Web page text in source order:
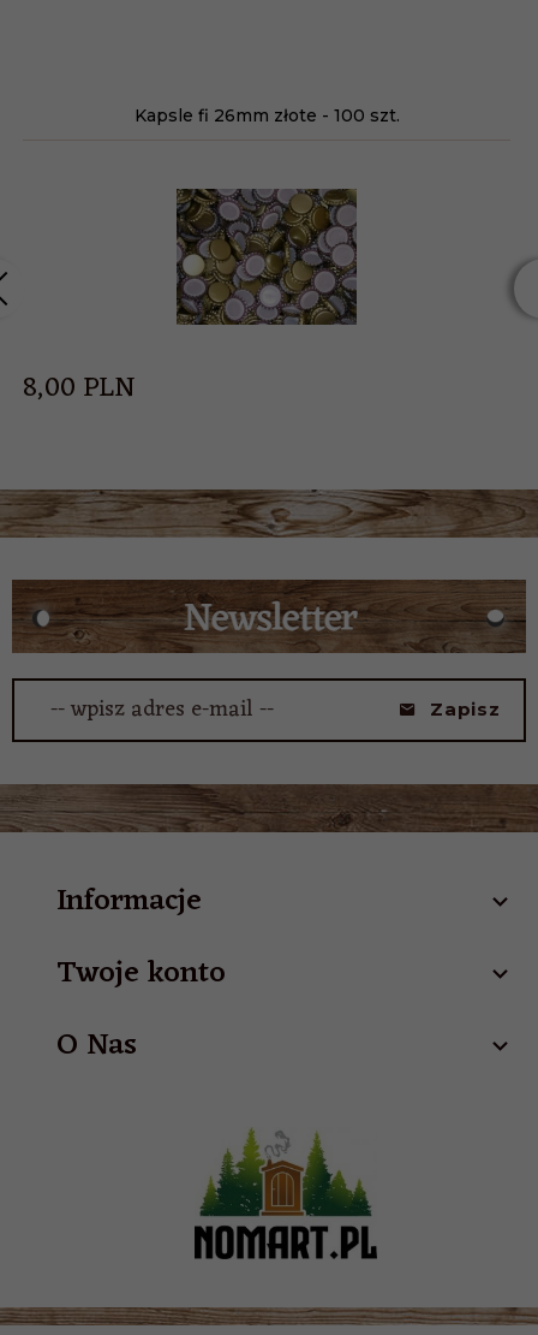
Kapsle fi 26mm złote - 100 szt.
8,00PLN
-- wpisz adres e-mail -- Zapisz
Informacje
Twoje konto
O Nas